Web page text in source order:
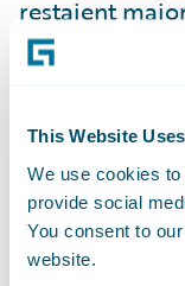
This Website
We use cookies
provide social
You consent to
website.
restaient
dette était
Le cœur
condition
Comme